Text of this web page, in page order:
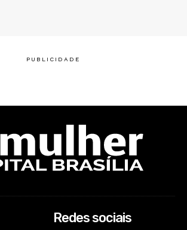
Redes sociais